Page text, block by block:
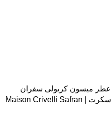
عطر میسون کریولی سفران
سکرت | Maison Crivelli Safran